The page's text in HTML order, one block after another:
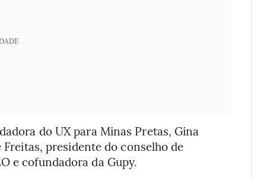
do UX para Minas Pretas, Gina
presidente do conselho de
e cofundadora da Gupy.